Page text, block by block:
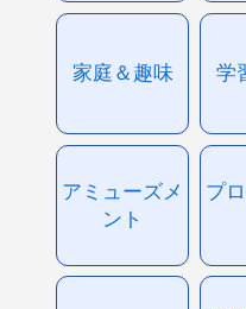
家庭＆趣味 学
アミューズメ
ント
プ